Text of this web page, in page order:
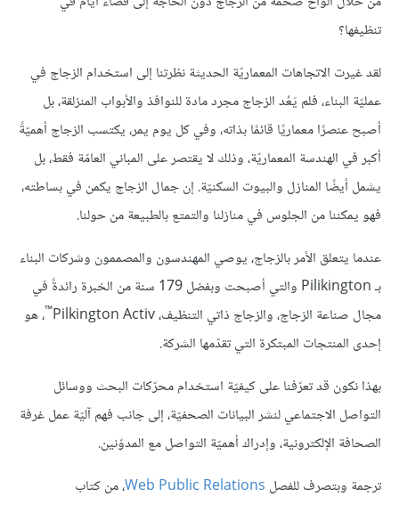
تنظيفها؟
لقد غيرت الاتجاهات المعماريّة الحديثة نظرتنا إلى استخدام الزجاج في
عمليّة البناء، فلم يَعُد الزجاج مجرد مادة للنوافذ والأبواب المنزلقة، بل
أصبح عنصرًا معماريًا قائمًا بذاته، وفي كل يوم يمر، يكتسب الزجاج أهميّةً
أكبر في الهندسة المعماريّة، وذلك لا يقتصر على المباني العامّة فقط، بل
يشمل أيضًا المنازل والبيوت السكنيّة. إن جمال الزجاج يكمن في بساطته،
فهو يمكننا من الجلوس في منازلنا والتمتع بالطبيعة من حولنا.
عندما يتعلق الأمر بالزجاج، يوصي المهندسون والمصممون وشركات البناء
بـ Pilikington والتي أصبحت وبفضل 179 سنة من الخبرة رائدةً في
مجال صناعة الزجاج، والزجاج ذاتي التنظيف، Pilkington Activ
™، هو
إحدى المنتجات المبتكرة التي تقدّمها الشركة.
بهذا نكون قد تعرّفنا على كيفيّة استخدام محرّكات البحث ووسائل
التواصل الاجتماعي لنشر البيانات الصحفيّة، إلى جانب فهم آليّة عمل غرفة
الصحافة الإلكترونية، وإدراك أهميّة التواصل مع المدوّنين.
ترجمة وبتصرف للفصل Web Public Relations، من كتاب